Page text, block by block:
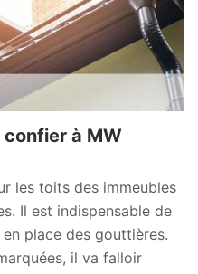
à MW
les toits des immeubles
Il est indispensable de
place des gouttières.
il va falloir